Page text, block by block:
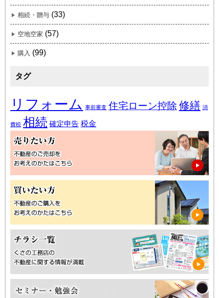
相続・贈与 (33)
空地空家 (57)
購入 (99)
タグ
リフォーム 事前審査 住宅ローン控除 修繕 消
費税 相続 確定申告 税金